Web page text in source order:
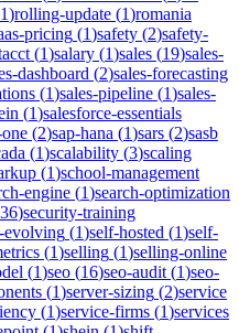
1)rolling-update (1)romania
pricing (1)safety (2)safety-
(1)salary (1)sales (19)sales-
dashboard (2)sales-forecasting
(1)sales-pipeline (1)sales-
(1)salesforce-essentials
(2)sap-hana (1)sars (2)sasb
(1)scalability (3)scaling
(1)school-management
engine (1)search-optimization
36)security-training
evolving (1)self-hosted (1)self-
(1)selling (1)selling-online
(1)seo (16)seo-audit (1)seo-
(1)server-sizing (2)service
(1)service-firms (1)services